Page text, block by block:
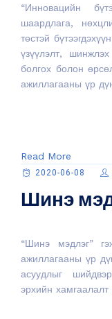
“Инновацийн
шаардлага,
төстэй
үзүүлэлт,
болгох болон
ажиллагааны үр
Read More
2020-06-08
Шинэ
“Шинэ мэдлэг”
ажиллагааны үр
асуудлыг
эрхийн хамгаалалт